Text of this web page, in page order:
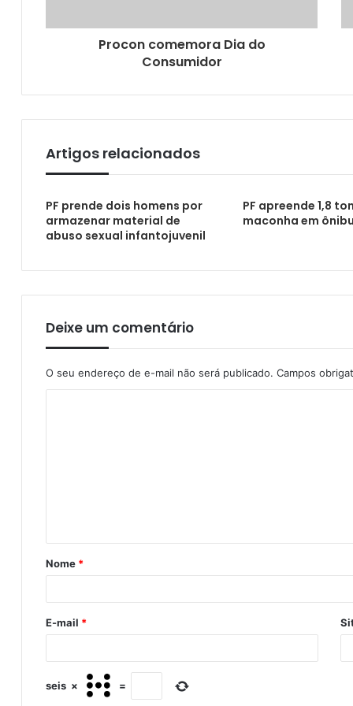
Procon comemora Dia do
Consumidor
Artigos relacionados
PF prende dois homens por
armazenar material de
abuso sexual infantojuvenil
PF apreende 1,8
maconha em
Deixe um comentário
O seu endereço de e-mail não será publicado. Campos
Nome *
E-mail *
seis × =